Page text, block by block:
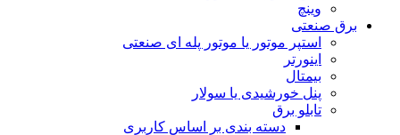
وینچ
برق صنعتی
استپر موتور یا موتور پله ای صنعتی
اینورتر
بیمتال
پنل خورشیدی یا سولار
تابلو برق
دسته بندی بر اساس کاربری